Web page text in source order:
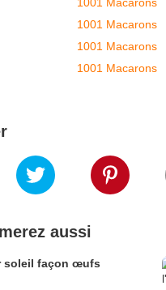
aussi
soleil façon œufs